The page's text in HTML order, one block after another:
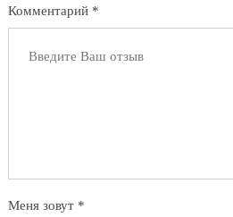
Комментарий *
Меня зовут *